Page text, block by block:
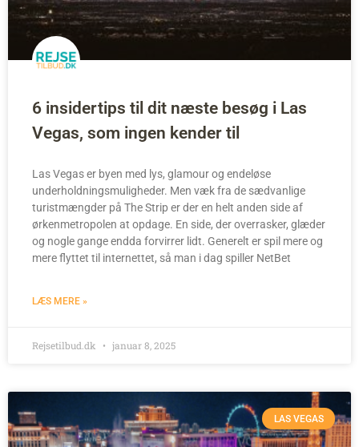
6 insidertips til dit næste besøg i Las
Vegas, som ingen kender til
Las Vegas er byen med lys, glamour og endeløse
underholdningsmuligheder. Men væk fra de sædvanlige
turistmængder på The Strip er der en helt anden side af
ørkenmetropolen at opdage. En side, der overrasker, glæder
og nogle gange endda forvirrer lidt. Generelt er spil mere og
mere flyttet til internettet, så man i dag spiller NetBet
LÆS MERE »
Rejsetilbud.dk januar 8, 2025
LAS VEGAS